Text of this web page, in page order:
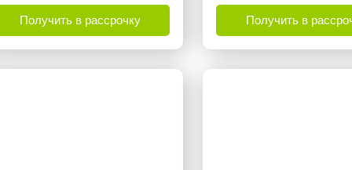
Получить в рассрочку Получить в